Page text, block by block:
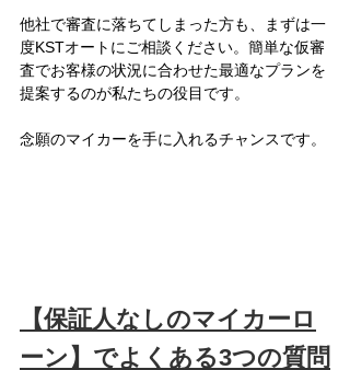
他社で審査に落ちてしまった方も、まずは一
度KSTオートにご相談ください。簡単な仮審
査でお客様の状況に合わせた最適なプランを
提案するのが私たちの役目です。
念願のマイカーを手に入れるチャンスです。
【保証人なしのマイカーロ
ーン】でよくある3つの質問